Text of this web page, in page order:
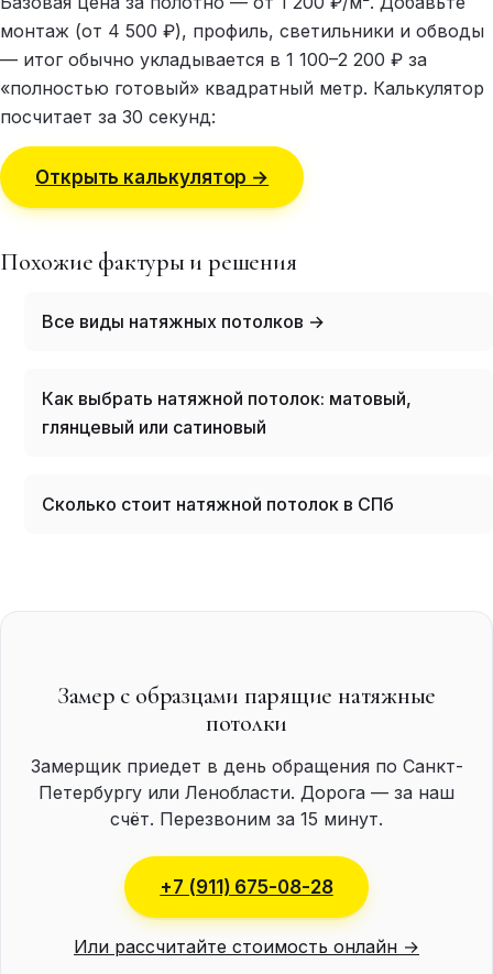
монтаж (от 4 500 ₽), профиль, светильники и обводы
— итог обычно укладывается в 1 100–2 200 ₽ за
«полностью готовый» квадратный метр. Калькулятор
посчитает за 30 секунд:
Открыть калькулятор →
Похожие фактуры и решения
Все виды натяжных потолков →
Как выбрать натяжной потолок: матовый,
глянцевый или сатиновый
Сколько стоит натяжной потолок в СПб
Замер с образцами парящие натяжные
потолки
Замерщик приедет в день обращения по Санкт-
Петербургу или Ленобласти. Дорога — за наш
счёт. Перезвоним за 15 минут.
+7 (911) 675-08-28
Или рассчитайте стоимость онлайн →